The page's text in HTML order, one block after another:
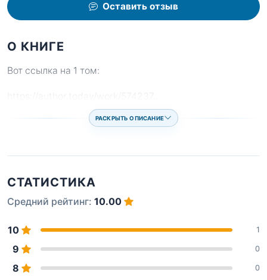
Оставить отзыв
О КНИГЕ
Вот ссылка на 1 том:
РАСКРЫТЬ ОПИСАНИЕ
СТАТИСТИКА
Средний рейтинг: 10.00
10 1
9 0
8 0